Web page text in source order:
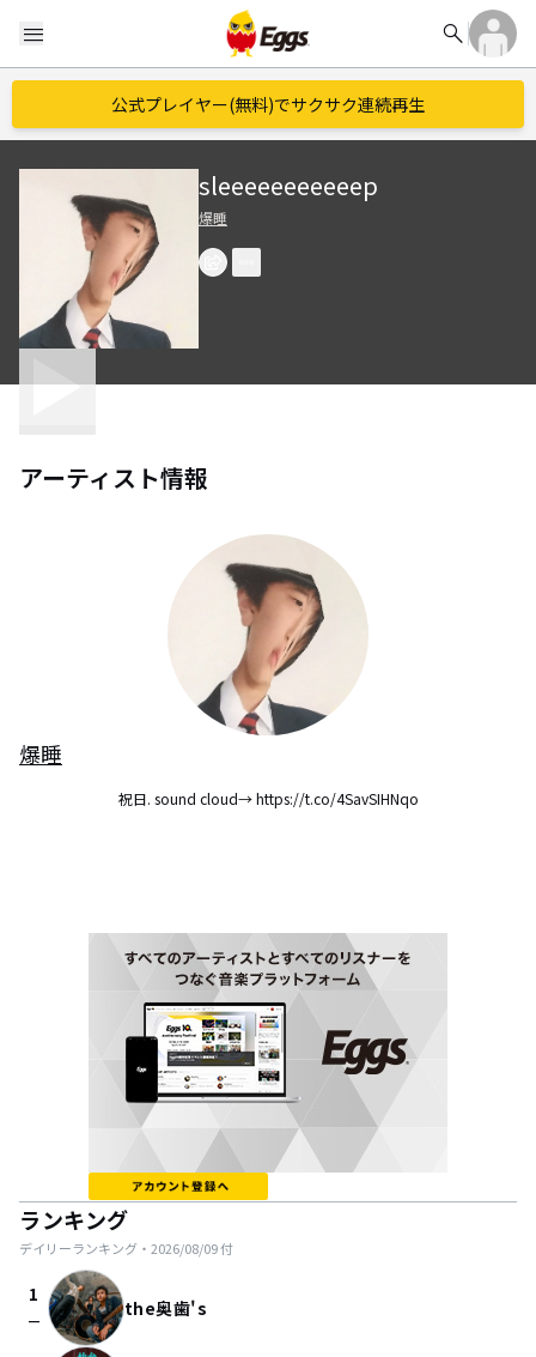
menu search
公式プレイヤー(無料)でサクサク連続再生
sleeeeeeeeeeep
爆睡
アーティスト情報
爆睡
祝日. sound cloud→ https://t.co/4SavSIHNqo
ランキング
デイリーランキング・ 2026/08/09付
1
check_indeterminate_small the奥歯's